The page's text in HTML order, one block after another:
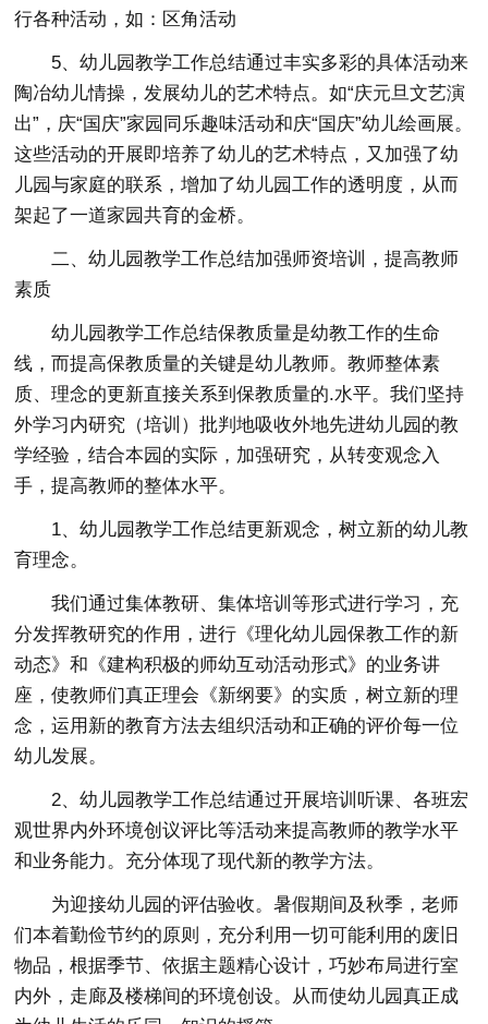
行各种活动，如：区角活动
5、幼儿园教学工作总结通过丰实多彩的具体活动来
陶冶幼儿情操，发展幼儿的艺术特点。如“庆元旦文艺演
出”，庆“国庆”家园同乐趣味活动和庆“国庆”幼儿绘画展。
这些活动的开展即培养了幼儿的艺术特点，又加强了幼
儿园与家庭的联系，增加了幼儿园工作的透明度，从而
架起了一道家园共育的金桥。
二、幼儿园教学工作总结加强师资培训，提高教师
素质
幼儿园教学工作总结保教质量是幼教工作的生命
线，而提高保教质量的关键是幼儿教师。教师整体素
质、理念的更新直接关系到保教质量的.水平。我们坚持
外学习内研究（培训）批判地吸收外地先进幼儿园的教
学经验，结合本园的实际，加强研究，从转变观念入
手，提高教师的整体水平。
1、幼儿园教学工作总结更新观念，树立新的幼儿教
育理念。
我们通过集体教研、集体培训等形式进行学习，充
分发挥教研究的作用，进行《理化幼儿园保教工作的新
动态》和《建构积极的师幼互动活动形式》的业务讲
座，使教师们真正理会《新纲要》的实质，树立新的理
念，运用新的教育方法去组织活动和正确的评价每一位
幼儿发展。
2、幼儿园教学工作总结通过开展培训听课、各班宏
观世界内外环境创议评比等活动来提高教师的教学水平
和业务能力。充分体现了现代新的教学方法。
为迎接幼儿园的评估验收。暑假期间及秋季，老师
们本着勤俭节约的原则，充分利用一切可能利用的废旧
物品，根据季节、依据主题精心设计，巧妙布局进行室
内外，走廊及楼梯间的环境创设。从而使幼儿园真正成